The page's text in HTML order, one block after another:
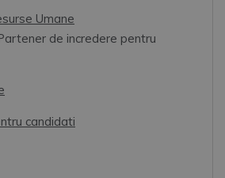
Umane
de incredere pentru
candidati